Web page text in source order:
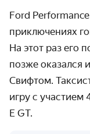
Ford
приключениях
На этот раз его
позже оказался
Свифтом.
игру с участием
E GT.